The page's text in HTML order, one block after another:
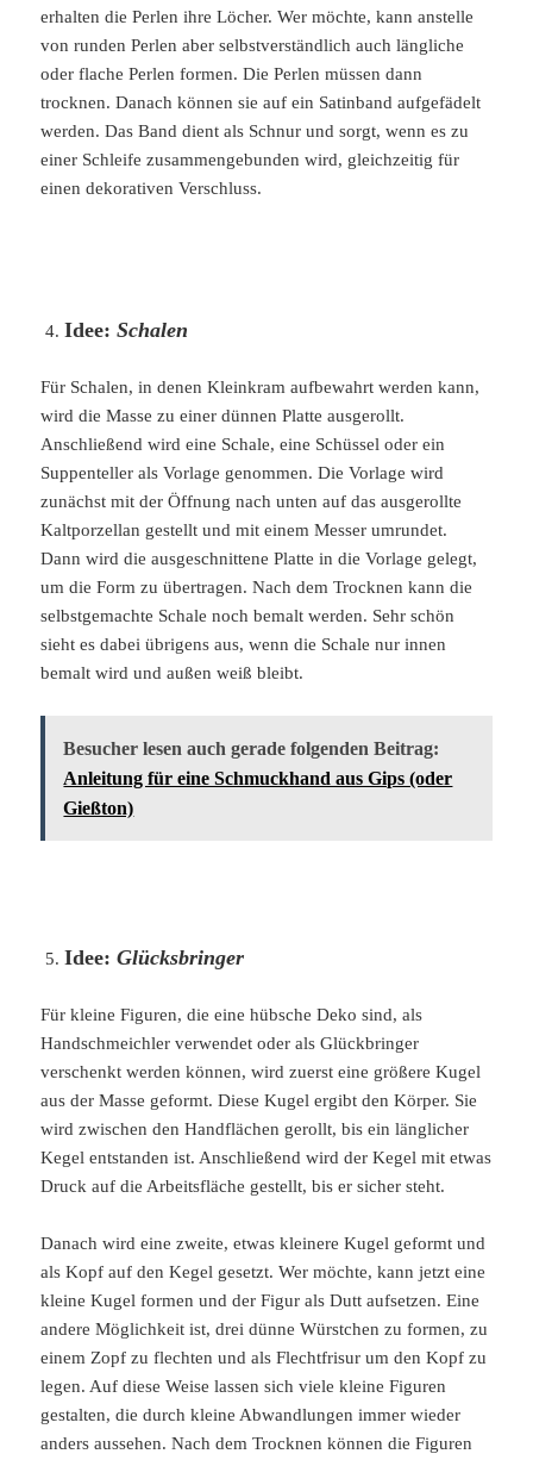
erhalten die Perlen ihre Löcher. Wer möchte, kann anstelle
von runden Perlen aber selbstverständlich auch längliche
oder flache Perlen formen. Die Perlen müssen dann
trocknen. Danach können sie auf ein Satinband aufgefädelt
werden. Das Band dient als Schnur und sorgt, wenn es zu
einer Schleife zusammengebunden wird, gleichzeitig für
einen dekorativen Verschluss.
Idee:Schalen
Für Schalen, in denen Kleinkram aufbewahrt werden kann,
wird die Masse zu einer dünnen Platte ausgerollt.
Anschließend wird eine Schale, eine Schüssel oder ein
Suppenteller als Vorlage genommen. Die Vorlage wird
zunächst mit der Öffnung nach unten auf das ausgerollte
Kaltporzellan gestellt und mit einem Messer umrundet.
Dann wird die ausgeschnittene Platte in die Vorlage gelegt,
um die Form zu übertragen. Nach dem Trocknen kann die
selbstgemachte Schale noch bemalt werden. Sehr schön
sieht es dabei übrigens aus, wenn die Schale nur innen
bemalt wird und außen weiß bleibt.
Besucher lesen auch gerade folgenden Beitrag:
Anleitung für eine Schmuckhand aus Gips (oder
Gießton)
Idee:Glücksbringer
Für kleine Figuren, die eine hübsche Deko sind, als
Handschmeichler verwendet oder als Glückbringer
verschenkt werden können, wird zuerst eine größere Kugel
aus der Masse geformt. Diese Kugel ergibt den Körper. Sie
wird zwischen den Handflächen gerollt, bis ein länglicher
Kegel entstanden ist. Anschließend wird der Kegel mit etwas
Druck auf die Arbeitsfläche gestellt, bis er sicher steht.
Danach wird eine zweite, etwas kleinere Kugel geformt und
als Kopf auf den Kegel gesetzt. Wer möchte, kann jetzt eine
kleine Kugel formen und der Figur als Dutt aufsetzen. Eine
andere Möglichkeit ist, drei dünne Würstchen zu formen, zu
einem Zopf zu flechten und als Flechtfrisur um den Kopf zu
legen. Auf diese Weise lassen sich viele kleine Figuren
gestalten, die durch kleine Abwandlungen immer wieder
anders aussehen. Nach dem Trocknen können die Figuren